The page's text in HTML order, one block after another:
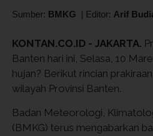
Sumber: BMKG | Editor: Arif
KONTAN.CO.ID - JAKARTA.
Banten hari ini, Selasa, 10
hujan? Berikut rincian
wilayah Provinsi Banten.
Badan Meteorologi,
(BMKG) terus mengabarkan